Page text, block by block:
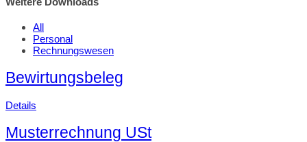
All
Personal
Rechnungswesen
Bewirtungsbeleg
Details
Musterrechnung USt